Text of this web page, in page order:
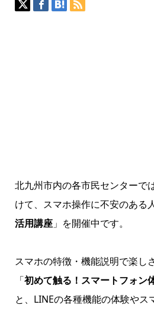
北九州市内の各市民センターで
けて、スマホ操作に不安のある
活用講座」を開催中です。
スマホの特徴・機能説明で楽し
「初めて触る！スマートフォン
と、LINEの各種機能の体験やス